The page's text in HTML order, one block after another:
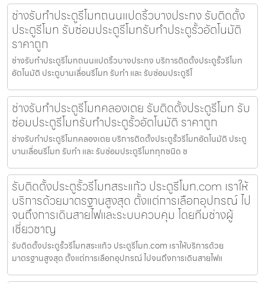
ช่างรับทำประตูรีโมทถนนแปดริ้วบางประกง รับติดตั้ง
ประตูรีโมท รับซ่อมประตูรีโมทรับทำประตูรั้วอัตโนมัติ
ราคาถูก
ช่างรับทำประตูรีโมทถนนแปดริ้วบางประกง บริการติดตั้งประตูรั้วรีโมท
อัตโนมัติ ประตูบานเลื่อนรีโมท รับทำ และ รับซ่อมประตูรีโ
ช่างรับทำประตูรีโมทคลองเตย รับติดตั้งประตูรีโมท รับ
ซ่อมประตูรีโมทรับทำประตูรั้วอัตโนมัติ ราคาถูก
ช่างรับทำประตูรีโมทคลองเตย บริการติดตั้งประตูรั้วรีโมทอัตโนมัติ ประตู
บานเลื่อนรีโมท รับทำ และ รับซ่อมประตูรีโมททุกชนิด ช
รับติดตั้งประตูรั้วรีโมทสระแก้ว ประตูรีโมท.com เราให้
บริการด้วยมาตรฐานสูงสุด ตั้งแต่การเลือกอุปกรณ์ ไป
จนถึงการเดินสายไฟและระบบควบคุม โดยทีมช่างผู้
เชี่ยวชาญ
รับติดตั้งประตูรั้วรีโมทสระแก้ว ประตูรีโมท.com เราให้บริการด้วย
มาตรฐานสูงสุด ตั้งแต่การเลือกอุปกรณ์ ไปจนถึงการเดินสายไฟแ